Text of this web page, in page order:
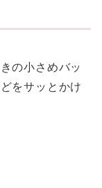
の小さめバッ
をサッとかけ